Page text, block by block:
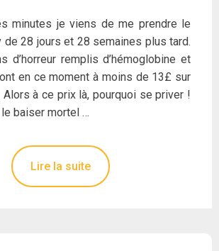
minutes je viens de me prendre le
28 jours et 28 semaines plus tard.
d’horreur remplis d’hémoglobine et
en ce moment à moins de 13£ sur
Alors à ce prix là, pourquoi se priver !
baiser mortel …
Lire la suite